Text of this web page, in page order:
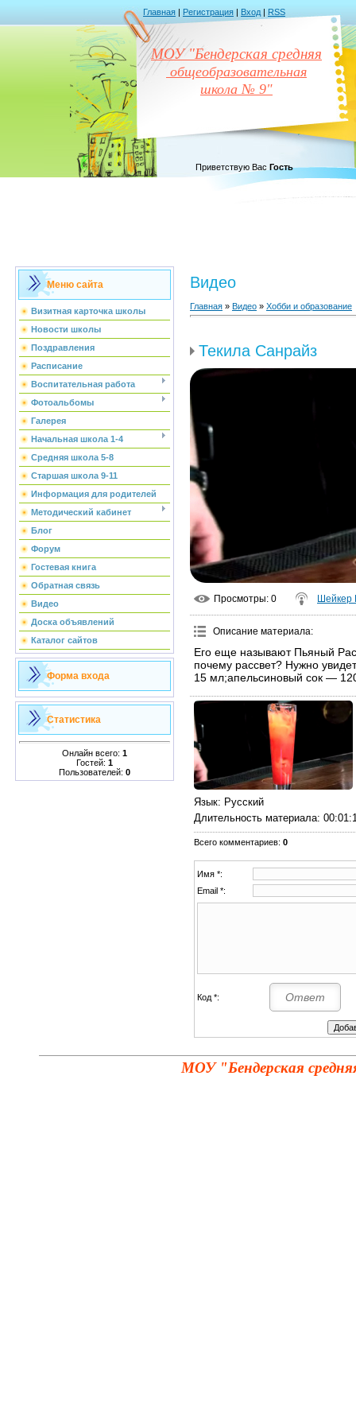
Главная | Регистрация | Вход | RSS
МОУ "Бендерская средняя
общеобразовательная
школа № 9"
Приветствую Вас Гость
Меню сайта
Визитная карточка школы
Новости школы
Поздравления
Расписание
Воспитательная работа
Фотоальбомы
Галерея
Начальная школа 1-4
Средняя школа 5-8
Старшая школа 9-11
Информация для родителей
Методический кабинет
Блог
Форум
Гостевая книга
Обратная связь
Видео
Доска объявлений
Каталог сайтов
Форма входа
Статистика
Онлайн всего: 1
Гостей: 1
Пользователей: 0
Видео
Главная » Видео » Хобби и образование
Текила Санрайз
Просмотры: 0 Шейкер
Описание материала:
Его еще называют Пьяный
почему рассвет? Нужно
15 мл;апельсиновый сок —
Язык: Русский
Длительность материала:
Всего комментариев: 0
Имя *:
Email *:
Код *:
МОУ "Бендерская